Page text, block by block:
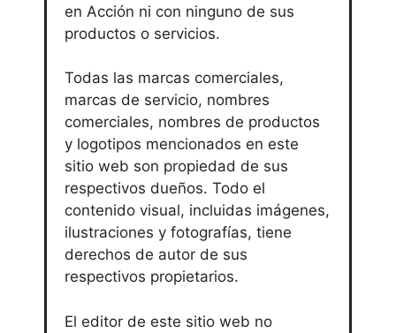
en Acción ni con ninguno de sus
productos o servicios.
Todas las marcas comerciales,
marcas de servicio, nombres
comerciales, nombres de productos
y logotipos mencionados en este
sitio web son propiedad de sus
respectivos dueños. Todo el
contenido visual, incluidas imágenes,
ilustraciones y fotografías, tiene
derechos de autor de sus
respectivos propietarios.
El editor de este sitio web no